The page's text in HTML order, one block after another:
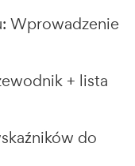
Wprowadzenie
+ lista
do